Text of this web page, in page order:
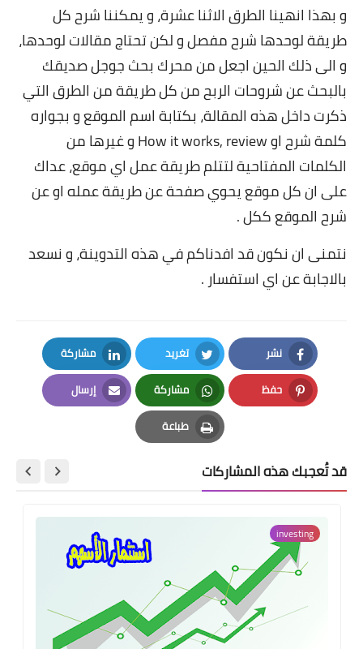
و بهذا انهينا الطرق الاثنا عشرة، و يمكننا شرح كل
طريقة لوحدها شرح مفصل و لكن تحتاج مقالات لوحدها،
و الى ذلك الحين اجعل من محرك بحث جوجل صديقك
بالبحث عن شروحات الربح من كل طريقة من الطرق التي
ذكرت داخل هذه المقالة، بكتابة اسم الموقع و بجواره
كلمة شرح او How it works, review و غيرها من
الكلمات المفتاحية لتتلم طريقة عمل اي موقع، عداك
على ان كل موقع يحوي صفحة عن طريقة عمله او عن
شرح الموقع ككل .
نتمنى ان نكون قد افدناكم في هذه التدوينة، و نسعد
بالاجابة عن اي استفسار .
نشر
Facebook
تغريد
Twitter
مشاركة
LinkedIn
حفظ
Pinterest
مشاركة
Whatsapp
إرسال
Email
طباعة
Print
قد تُعجبك هذه المشاركات
investing